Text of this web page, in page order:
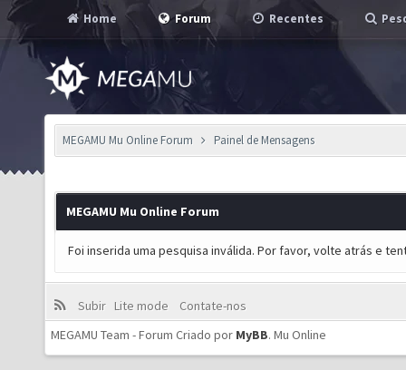
Home Forum Recentes
MEGAMU Mu Online Forum Painel de Mensagens
MEGAMU Mu Online Forum
Foi inserida uma pesquisa inválida. Por favor, volte atrás e
Subir Lite mode
Contate-nos
MEGAMU Team - Forum Criado por MyBB. Mu Online